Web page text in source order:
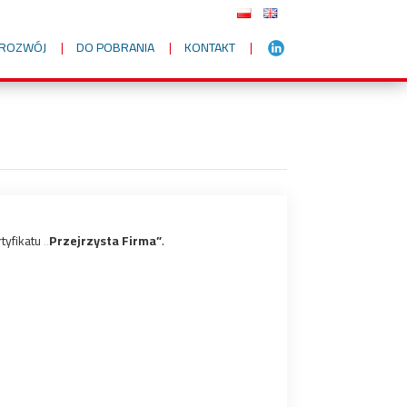
DO POBRANIA KONTAKT
„Przejrzysta Firma”.